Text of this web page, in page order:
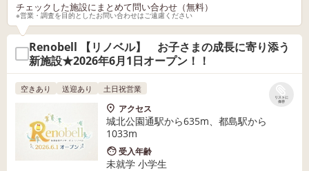
チェックした施設にまとめて問い合わせ（無料）
※営業・調査を目的としたお問い合わせはご遠慮ください
Renobell 【リノベル】 お子さまの成長に寄り添う
新施設★2026年6月1日オープン！！
リストに
保存
空きあり 送迎あり 土日祝営業
アクセス
城北公園通駅から635m、都島駅から
1033m
受入年齢
未就学 小学生